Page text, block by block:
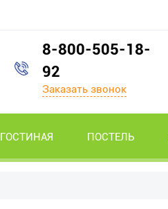
8-800-505-18-
92
Заказать звонок
ГОСТИНАЯ ПОСТЕЛЬ